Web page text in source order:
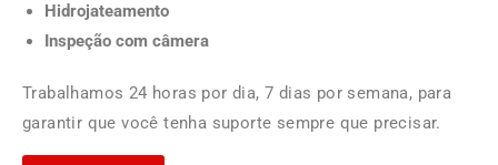
Hidrojateamento
Inspeção com câmera
Trabalhamos 24 horas por dia, 7 dias por semana, para
garantir que você tenha suporte sempre que precisar.